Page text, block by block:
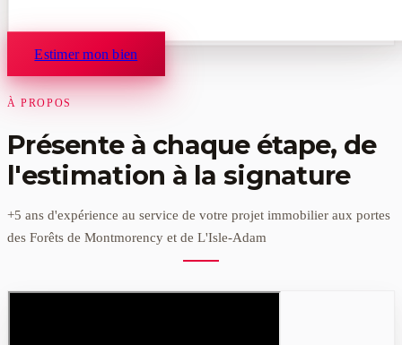
Estimer mon bien
À PROPOS
Présente à chaque étape, de
l'estimation à la signature
+5 ans d'expérience au service de votre projet immobilier aux portes
des Forêts de Montmorency et de L'Isle-Adam